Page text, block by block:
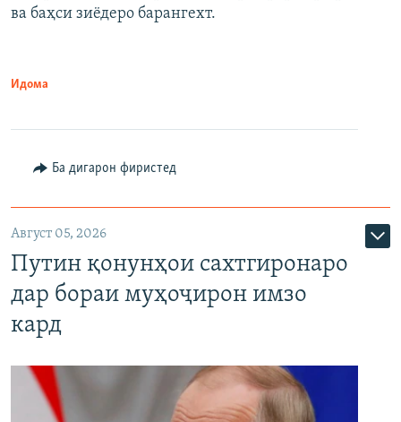
ва баҳси зиёдеро барангехт.
Идома
Ба дигарон фиристед
Август 05, 2026
Путин қонунҳои сахтгиронаро
дар бораи муҳоҷирон имзо
кард